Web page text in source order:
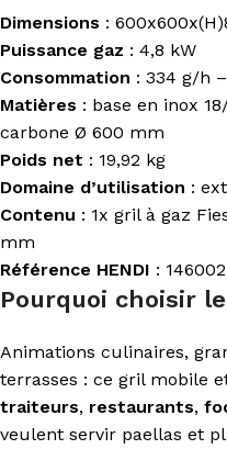
Dimensions :
Puissance gaz : 4,8 kW
Consommation : 334 g/h
Matières : base en inox
carbone Ø 600 mm
Poids net : 19,92 kg
Domaine d’utilisation :
Contenu : 1x gril à gaz
mm
Référence HENDI :
Pourquoi choisir
Animations culinaires,
terrasses : ce gril mobile
traiteurs, restaurants,
veulent servir paellas et